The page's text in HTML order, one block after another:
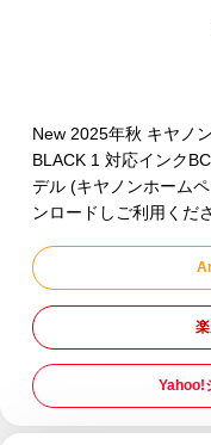
New 2025年秋 キヤノ
BLACK 1 対応インク
デル (キヤノンホーム
ンロードしご利用くだ
Yahoo!